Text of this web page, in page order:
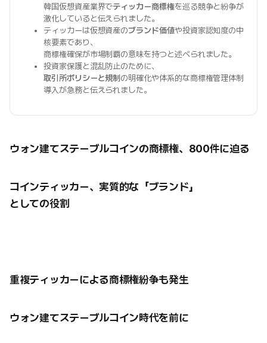
韓国仮想資産業界でティッカー商標権を巡る競争と紛争が
激化していると伝えられました。
ティッカーは仮想資産のブランド価値や投資家認知度の中
核要素であり、
商標権確保が市場制覇の意味を持つと述べられました。
投資家保護と混乱防止のために、
取引所ポリシーと規制 の明確化や体系的な商標権管理体制
導入が急務と伝えられました。
ウォン建てステーブルコインの商標権、800件に迫る
コインティッカー、実質的な「ブランド」
としての役割
重複ティッカーによる商標権紛争も発生
ウォン建てステーブルコイン時代を前に